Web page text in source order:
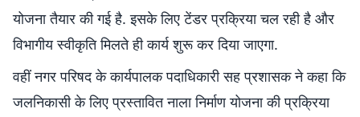
योजना तैयार की गई है. इसके लिए टेंडर प्रक्रिया चल रही है और
विभागीय स्वीकृति मिलते ही कार्य शुरू कर दिया जाएगा.
वहीं नगर परिषद के कार्यपालक पदाधिकारी सह प्रशासक ने कहा कि
जलनिकासी के लिए प्रस्तावित नाला निर्माण योजना की प्रक्रिया